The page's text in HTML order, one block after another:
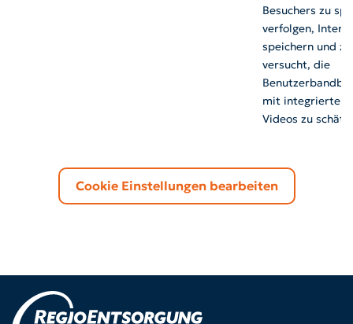
Besuchers zu
verfolgen,
speichern und
versucht, die
mit integrierten
Videos zu
Cookie Einstellungen bearbeiten